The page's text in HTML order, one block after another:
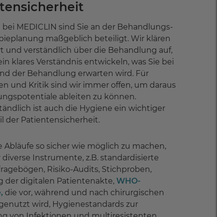
MEDICLIN sind Sie an der Behandlungs-
maßgeblich beteiligt. Wir klären
und verständlich über die Behandlung auf,
klares Verständnis entwickeln, was Sie bei
der Behandlung erwarten wird. Für
und Kritik sind wir immer offen, um daraus
ableiten zu können.
ist auch die Hygiene ein wichtiger
der Patientensicherheit.
Abläufe so sicher wie möglich zu machen,
Instrumente, z.B. standardisierte
Risiko-Audits, Stichproben,
der digitalen Patientenakte, WHO-
die vor, während und nach chirurgischen
wird, Hygienestandards zur